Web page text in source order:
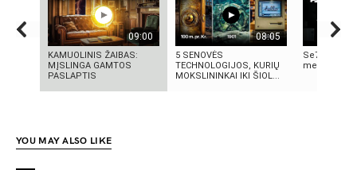
09:00
KAMUOLINIS ŽAIBAS:
MĮSLINGA GAMTOS
PASLAPTIS
08:05
5 SENOVĖS
TECHNOLOGIJOS, KURIŲ
MOKSLININKAI IKI ŠIOL...
Se7en –
meno
YOU MAY ALSO LIKE